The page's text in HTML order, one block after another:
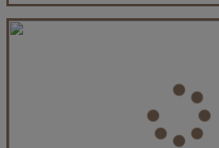
Az olasz tóvidék
Körutazás
Utazás módja:
Ellátás:
Reggeli
Szálláskategória: